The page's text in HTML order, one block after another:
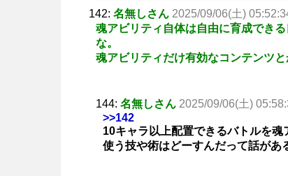
142: 名無しさん 2025/09/06(土)
魂アビリティ自体は自由に育成でき
な。
魂アビリティだけ有効なコンテンツと
144: 名無しさん 2025/09/06(土)
>>142
10キャラ以上配置できるバトルを
使う技や術はどーすんだって話があ